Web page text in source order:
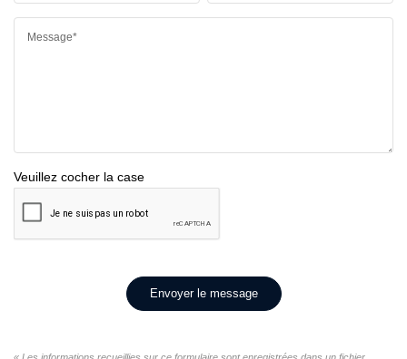
Message*
Veuillez cocher la case
Envoyer le message
« Les informations recueillies sur ce formulaire sont enregistrées dans un fichier